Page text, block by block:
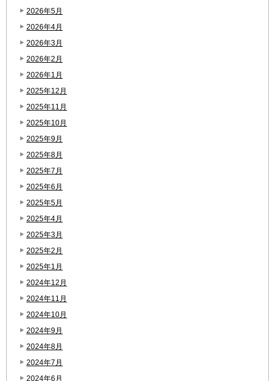
2026年5月
2026年4月
2026年3月
2026年2月
2026年1月
2025年12月
2025年11月
2025年10月
2025年9月
2025年8月
2025年7月
2025年6月
2025年5月
2025年4月
2025年3月
2025年2月
2025年1月
2024年12月
2024年11月
2024年10月
2024年9月
2024年8月
2024年7月
2024年6月